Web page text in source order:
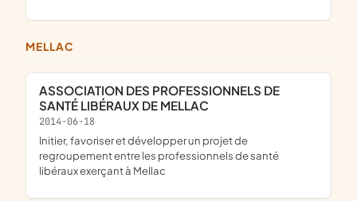
MELLAC
ASSOCIATION DES PROFESSIONNELS DE
SANTÉ LIBÉRAUX DE MELLAC
2014-06-18
initier, favoriser et développer un projet de
regroupement entre les professionnels de santé
libéraux exerçant à Mellac